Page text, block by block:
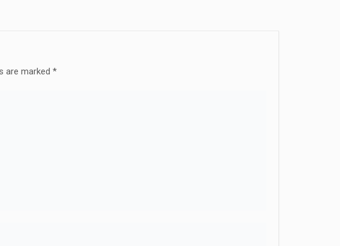
are marked *